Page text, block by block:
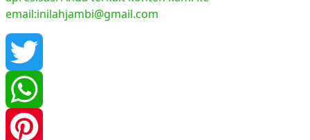
email:inilahjambi@gmail.com
Twitter
WhatsApp